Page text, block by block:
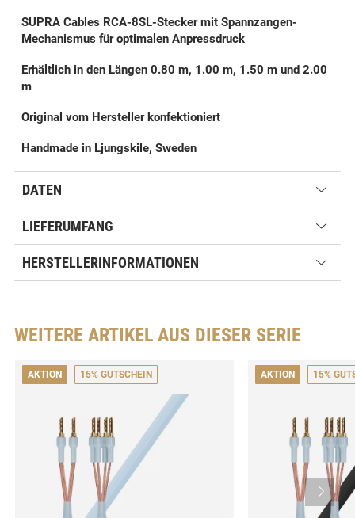
SUPRA Cables RCA-8SL-Stecker mit Spannzangen-
Mechanismus für optimalen Anpressdruck
Erhältlich in den Längen 0.80 m, 1.00 m, 1.50 m und 2.00
m
Original vom Hersteller konfektioniert
Handmade in Ljungskile, Sweden
DATEN
LIEFERUMFANG
HERSTELLERINFORMATIONEN
WEITERE ARTIKEL AUS DIESER SERIE
AKTION 15% GUTSCHEIN AKTION 15%